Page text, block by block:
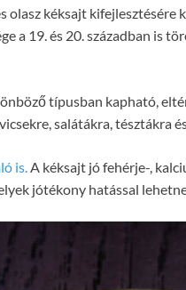
olasz kéksajt kifejlesztésére
a 19. és 20. században is
típusban kapható,
salátákra, tésztákra
is. A kéksajt jó fehérje-,
jótékony hatással